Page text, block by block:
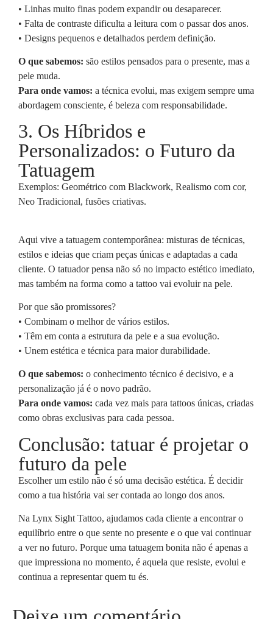
• Linhas muito finas podem expandir ou desaparecer.
• Falta de contraste dificulta a leitura com o passar dos anos.
• Designs pequenos e detalhados perdem definição.
O que sabemos: são estilos pensados para o presente, mas a
pele muda.
Para onde vamos: a técnica evolui, mas exigem sempre uma
abordagem consciente, é beleza com responsabilidade.
3. Os Híbridos e
Personalizados: o Futuro da
Tatuagem
Exemplos: Geométrico com Blackwork, Realismo com cor,
Neo Tradicional, fusões criativas.
Aqui vive a tatuagem contemporânea: misturas de técnicas,
estilos e ideias que criam peças únicas e adaptadas a cada
cliente. O tatuador pensa não só no impacto estético imediato,
mas também na forma como a tattoo vai evoluir na pele.
Por que são promissores?
• Combinam o melhor de vários estilos.
• Têm em conta a estrutura da pele e a sua evolução.
• Unem estética e técnica para maior durabilidade.
O que sabemos: o conhecimento técnico é decisivo, e a
personalização já é o novo padrão.
Para onde vamos: cada vez mais para tattoos únicas, criadas
como obras exclusivas para cada pessoa.
Conclusão: tatuar é projetar o
futuro da pele
Escolher um estilo não é só uma decisão estética. É decidir
como a tua história vai ser contada ao longo dos anos.
Na Lynx Sight Tattoo, ajudamos cada cliente a encontrar o
equilíbrio entre o que sente no presente e o que vai continuar
a ver no futuro. Porque uma tatuagem bonita não é apenas a
que impressiona no momento, é aquela que resiste, evolui e
continua a representar quem tu és.